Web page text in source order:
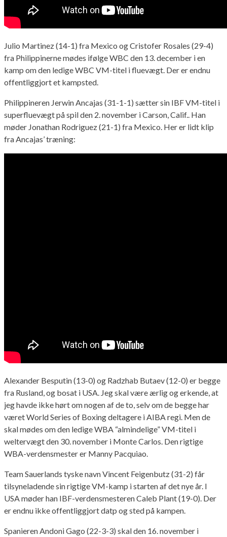
Julio Martinez (14-1) fra Mexico og Cristofer Rosales (29-4)
fra Philippinerne mødes ifølge WBC den 13. december i en
kamp om den ledige WBC VM-titel i fluevægt. Der er endnu
offentliggjort et kampsted.
Philippineren Jerwin Ancajas (31-1-1) sætter sin IBF VM-titel i
superfluevægt på spil den 2. november i Carson, Calif.. Han
møder Jonathan Rodriguez (21-1) fra Mexico. Her er lidt klip
fra Ancajas’ træning:
Alexander Besputin (13-0) og Radzhab Butaev (12-0) er begge
fra Rusland, og bosat i USA. Jeg skal være ærlig og erkende, at
jeg havde ikke hørt om nogen af de to, selv om de begge har
været World Series of Boxing deltagere i AIBA regi. Men de
skal mødes om den ledige WBA “almindelige” VM-titel i
weltervægt den 30. november i Monte Carlos. Den rigtige
WBA-verdensmester er Manny Pacquiao.
Team Sauerlands tyske navn Vincent Feigenbutz (31-2) får
tilsyneladende sin rigtige VM-kamp i starten af det nye år. I
USA møder han IBF-verdensmesteren Caleb Plant (19-0). Der
er endnu ikke offentliggjort datp og sted på kampen.
Spanieren Andoni Gago (22-3-3) skal den 16. november i